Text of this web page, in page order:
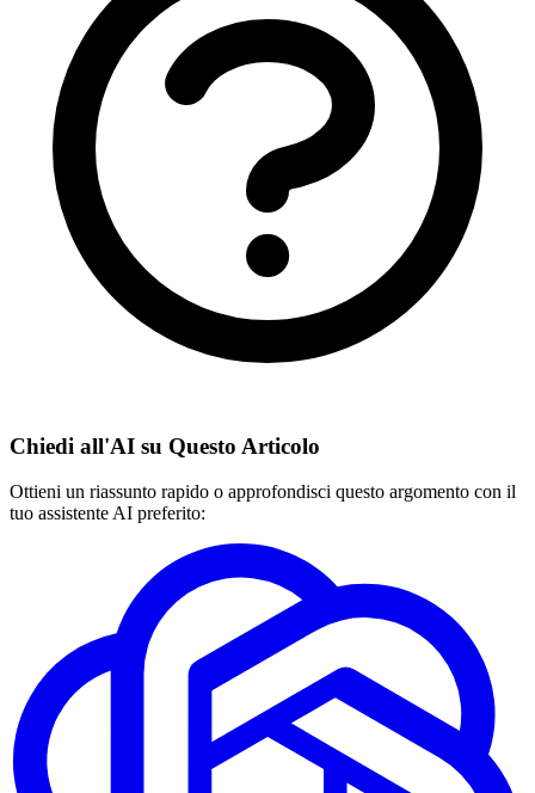
Chiedi all'AI su Questo Articolo
Ottieni un riassunto rapido o approfondisci questo argomento con il
tuo assistente AI preferito: